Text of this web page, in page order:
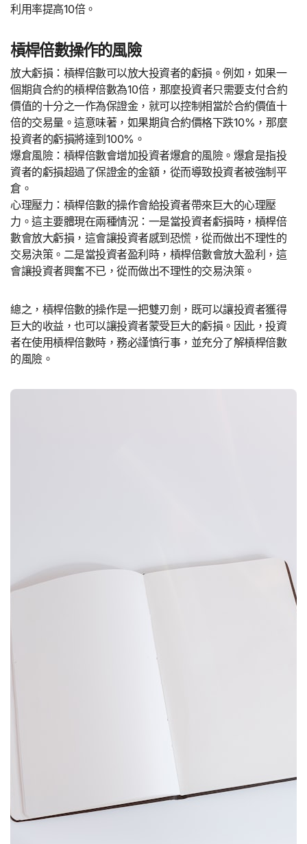
利用率提高10倍。
槓桿倍數操作的風險
放大虧損：槓桿倍數可以放大投資者的虧損。例如，如果一
個期貨合約的槓桿倍數為10倍，那麼投資者只需要支付合約
價值的十分之一作為保證金，就可以控制相當於合約價值十
倍的交易量。這意味著，如果期貨合約價格下跌10%，那麼
投資者的虧損將達到100%。
爆倉風險：槓桿倍數會增加投資者爆倉的風險。爆倉是指投
資者的虧損超過了保證金的金額，從而導致投資者被強制平
倉。
心理壓力：槓桿倍數的操作會給投資者帶來巨大的心理壓
力。這主要體現在兩種情況：一是當投資者虧損時，槓桿倍
數會放大虧損，這會讓投資者感到恐慌，從而做出不理性的
交易決策。二是當投資者盈利時，槓桿倍數會放大盈利，這
會讓投資者興奮不已，從而做出不理性的交易決策。
總之，槓桿倍數的操作是一把雙刃劍，既可以讓投資者獲得
巨大的收益，也可以讓投資者蒙受巨大的虧損。因此，投資
者在使用槓桿倍數時，務必謹慎行事，並充分了解槓桿倍數
的風險。